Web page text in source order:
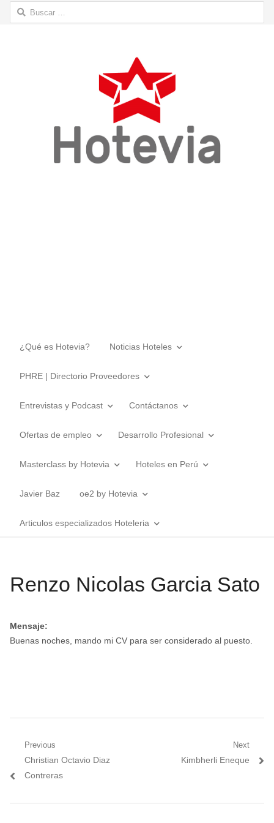
Buscar:
¿Qué es Hotevia? Noticias Hoteles
PHRE | Directorio Proveedores
Entrevistas y Podcast Contáctanos
Ofertas de empleo Desarrollo Profesional
Masterclass by Hotevia Hoteles en Perú
Javier Baz oe2 by Hotevia
Articulos especializados Hoteleria
Renzo Nicolas Garcia Sato
Mensaje:
Buenas noches, mando mi CV para ser considerado al puesto.
Navegación
de
Previous
Previous
post:
Christian Octavio Diaz
Contreras
Next
Next
Kimbherli Eneque